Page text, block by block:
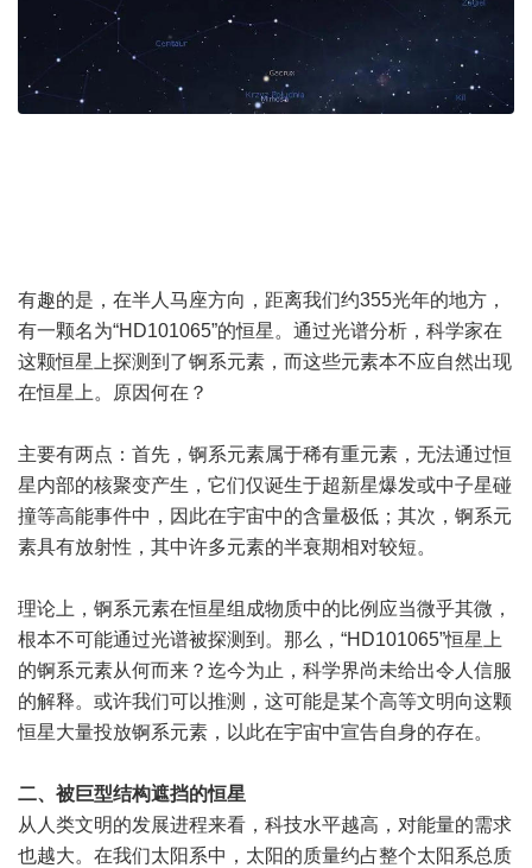
有趣的是，在半人马座方向，距离我们约355光年的地方，
有一颗名为“HD101065”的恒星。通过光谱分析，科学家在
这颗恒星上探测到了锕系元素，而这些元素本不应自然出现
在恒星上。原因何在？
主要有两点：首先，锕系元素属于稀有重元素，无法通过恒
星内部的核聚变产生，它们仅诞生于超新星爆发或中子星碰
撞等高能事件中，因此在宇宙中的含量极低；其次，锕系元
素具有放射性，其中许多元素的半衰期相对较短。
理论上，锕系元素在恒星组成物质中的比例应当微乎其微，
根本不可能通过光谱被探测到。那么，“HD101065”恒星上
的锕系元素从何而来？迄今为止，科学界尚未给出令人信服
的解释。或许我们可以推测，这可能是某个高等文明向这颗
恒星大量投放锕系元素，以此在宇宙中宣告自身的存在。
二、被巨型结构遮挡的恒星
从人类文明的发展进程来看，科技水平越高，对能量的需求
也越大。在我们太阳系中，太阳的质量约占整个太阳系总质